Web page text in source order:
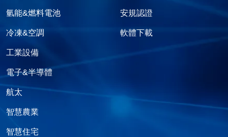
氫能&燃料電池
冷凍&空調
工業設備
電子&半導體
航太
智慧農業
智慧住宅
安規認證
軟體下載